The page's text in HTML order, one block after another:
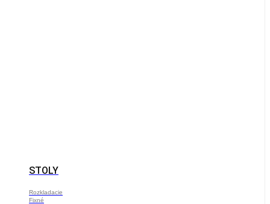
STOLY
Rozkladacie
Fixné